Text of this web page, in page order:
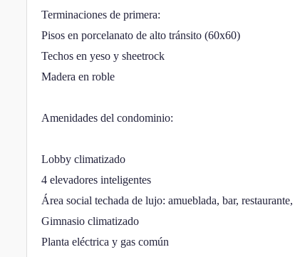
Terminaciones de primera:
Pisos en porcelanato de alto tránsito (60x60)
Techos en yeso y sheetrock
Madera en roble
Amenidades del condominio:
Lobby climatizado
4 elevadores inteligentes
Área social techada de lujo: amueblada, bar,
Gimnasio climatizado
Planta eléctrica y gas común